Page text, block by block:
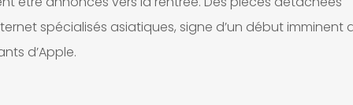
spécialisés asiatiques, signe d’un début imminent
d’Apple.